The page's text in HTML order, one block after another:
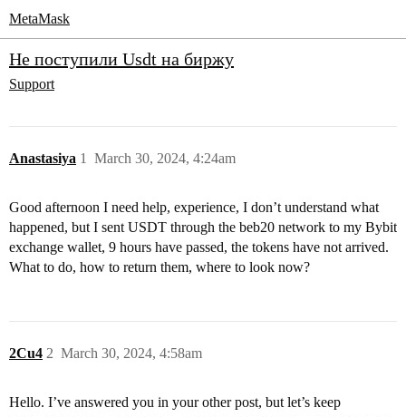
MetaMask
Не поступили Usdt на биржу
Support
Anastasiya March 30, 2024, 4:24am
1
Good afternoon I need help, experience, I don’t understand what
happened, but I sent USDT through the beb20 network to my Bybit
exchange wallet, 9 hours have passed, the tokens have not arrived.
What to do, how to return them, where to look now?
2Cu4 March 30, 2024, 4:58am
2
Hello. I’ve answered you in your other post, but let’s keep